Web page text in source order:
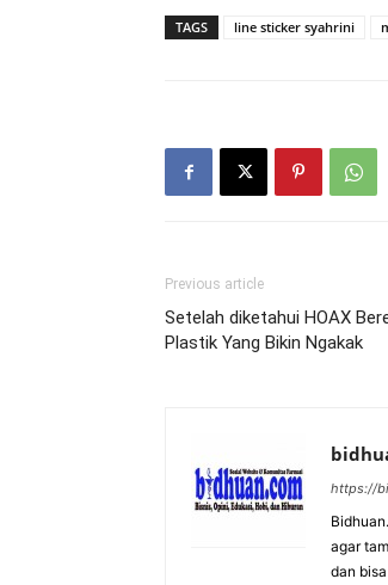
TAGS line sticker syahrini
Previous article
Setelah diketahui HOAX
Plastik Yang Bikin Ngakak
https://
agar
dan